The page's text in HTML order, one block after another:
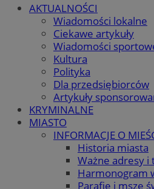
AKTUALNOŚCI
Wiadomości lokalne
Ciekawe artykuły
Wiadomości
Kultura
Polityka
Dla przedsiębiorców
Artykuły
KRYMINALNE
MIASTO
INFORMACJE O
Historia miasta
Ważne adresy
Harmonogram
Parafie i msze